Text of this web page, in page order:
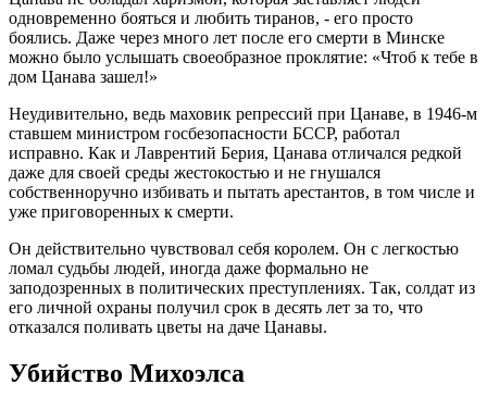
одновременно бояться и любить тиранов, - его просто
боялись. Даже через много лет после его смерти в Минске
можно было услышать своеобразное проклятие: «Чтоб к тебе в
дом Цанава зашел!»
Неудивительно, ведь маховик репрессий при Цанаве, в 1946-м
ставшем министром госбезопасности БССР, работал
исправно. Как и Лаврентий Берия, Цанава отличался редкой
даже для своей среды жестокостью и не гнушался
собственноручно избивать и пытать арестантов, в том числе и
уже приговоренных к смерти.
Он действительно чувствовал себя королем. Он с легкостью
ломал судьбы людей, иногда даже формально не
заподозренных в политических преступлениях. Так, солдат из
его личной охраны получил срок в десять лет за то, что
отказался поливать цветы на даче Цанавы.
Убийство Михоэлса